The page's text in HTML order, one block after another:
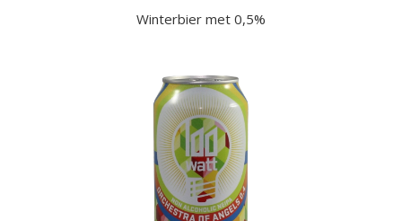
Winterbier met 0,5%